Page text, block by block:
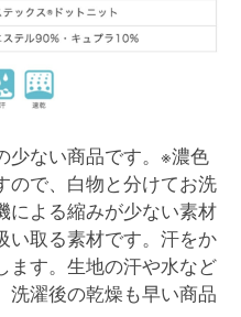
少ない商品です。※濃色
ので、白物と分けてお洗
による縮みが少ない素材
い取る素材です。汗をか
ます。生地の汗や水など
洗濯後の乾燥も早い商品